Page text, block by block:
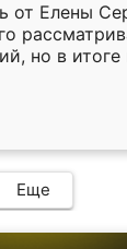
от Елены
но в итоге
всё
в
на свое
так,
Еще